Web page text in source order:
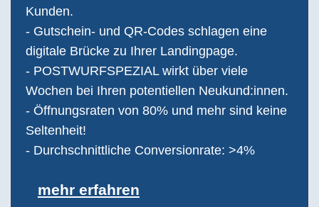
Kunden.
- Gutschein- und QR-Codes schlagen eine
digitale Brücke zu Ihrer Landingpage.
- POSTWURFSPEZIAL wirkt über viele
Wochen bei Ihren potentiellen Neukund:innen.
- Öffnungsraten von 80% und mehr sind keine
Seltenheit!
- Durchschnittliche Conversionrate: >4%
mehr erfahren